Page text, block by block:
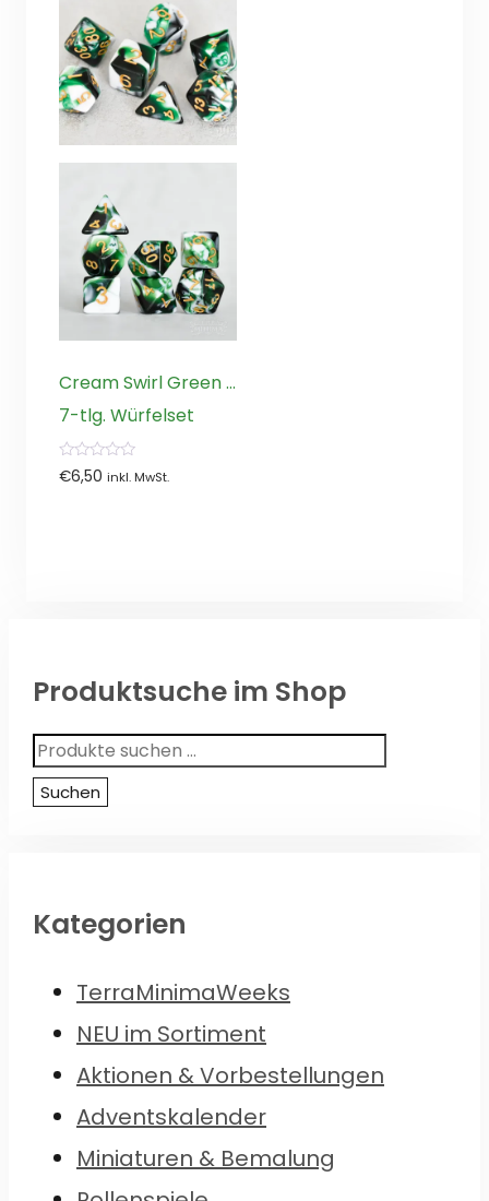
Cream Swirl Green …
7-tlg. Würfelset
0
von
€6,50 inkl. MwSt.
Produktsuche im Shop
Suchen
nach:
Suchen
Kategorien
TerraMinimaWeeks
NEU im Sortiment
Aktionen & Vorbestellungen
Adventskalender
Miniaturen & Bemalung